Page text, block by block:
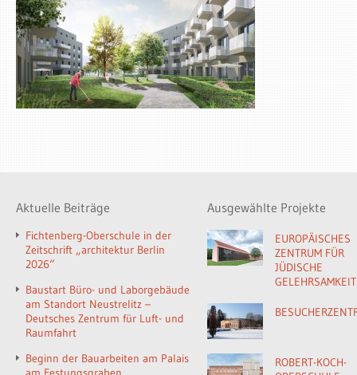
Aktuelle Beiträge
Fichtenberg-Oberschule in der
Zeitschrift „architektur Berlin
2026“
Baustart Büro- und Laborgebäude
am Standort Neustrelitz –
Deutsches Zentrum für Luft- und
Raumfahrt
Beginn der Bauarbeiten am Palais
Ausgewählte Projekte
EUROPÄISCHES
ZENTRUM FÜR
JÜDISCHE
GELEHRSAMKEIT
ROBERT-KOCH-